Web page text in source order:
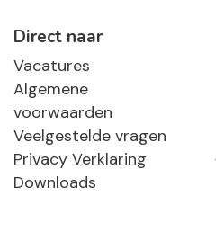
Direct naar
Vacatures
Algemene
voorwaarden
Veelgestelde vragen
Privacy Verklaring
Downloads